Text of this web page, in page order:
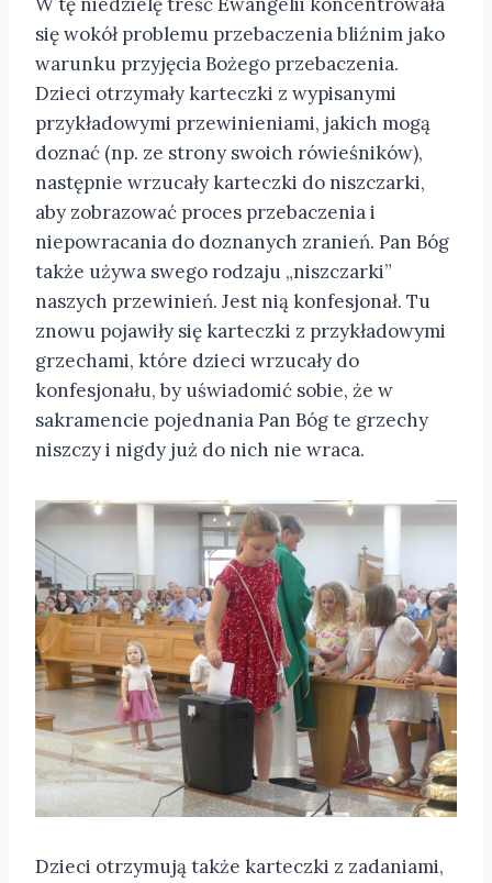
się wokół problemu przebaczenia bliźnim jako
warunku przyjęcia Bożego przebaczenia.
Dzieci otrzymały karteczki z wypisanymi
przykładowymi przewinieniami, jakich mogą
doznać (np. ze strony swoich rówieśników),
następnie wrzucały karteczki do niszczarki,
aby zobrazować proces przebaczenia i
niepowracania do doznanych zranień. Pan Bóg
także używa swego rodzaju „niszczarki”
naszych przewinień. Jest nią konfesjonał. Tu
znowu pojawiły się karteczki z przykładowymi
grzechami, które dzieci wrzucały do
konfesjonału, by uświadomić sobie, że w
sakramencie pojednania Pan Bóg te grzechy
niszczy i nigdy już do nich nie wraca.
Dzieci otrzymują także karteczki z zadaniami,